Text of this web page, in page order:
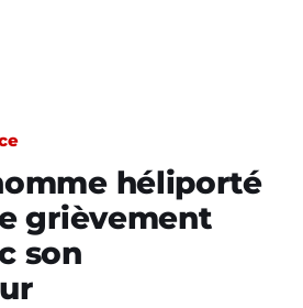
héliporté
grièvement
son